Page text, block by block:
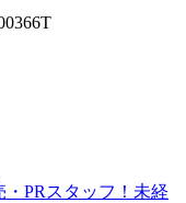
・PRスタッフ！未経